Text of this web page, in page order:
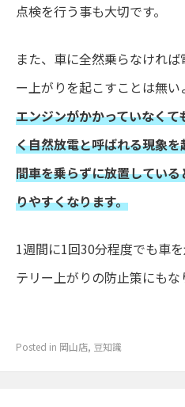
点検を行う事も大切です。
また、車に全然乗らなけれ
ー上がりを起こすことは無
エンジンがかかっていなく
く自然放電と呼ばれる現象
間車を乗らずに放置してい
りやすくなります。
1週間に1回30分程度でも車
テリー上がりの防止策にもな
Posted in 岡山店, 豆知識